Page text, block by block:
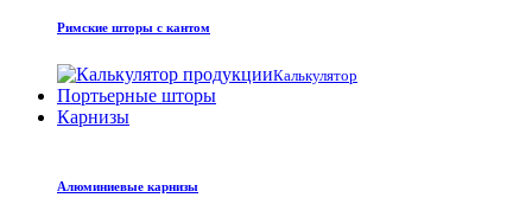
Римские шторы с кантом
Калькулятор
Портьерные шторы
Карнизы
Алюминиевые карнизы